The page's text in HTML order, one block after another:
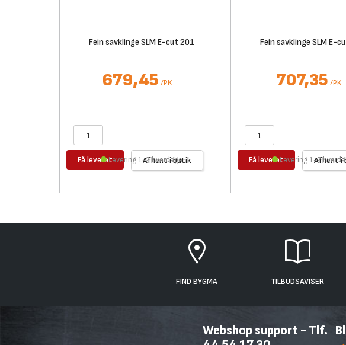
Fein savklinge SLM E-cut 201
679,45 /PK
Få leveret Afhent i butik
Levering 1-2 hverdage
Fein savklinge SLM E-
707,35 /PK
Få leveret Afhent i
Levering 1-2
FIND BYGMA TILBUDSAVISER
Webshop support - Tlf.